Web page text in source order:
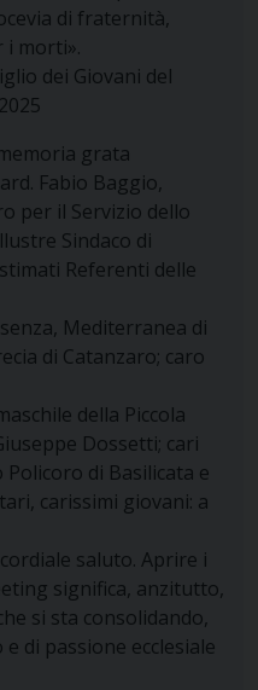
di fraternità,
i morti».
dei Giovani del
grata
Fabio Baggio,
per il Servizio dello
Sindaco di
Referenti delle
Mediterranea di
di Catanzaro; caro
della Piccola
Dossetti; cari
di Basilicata e
carissimi giovani: a
saluto. Aprire i
significa, anzitutto,
si sta consolidando,
di passione ecclesiale